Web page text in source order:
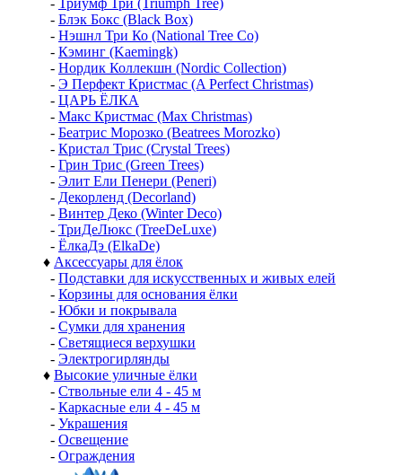
- Триумф Три (Triumph Tree)
- Блэк Бокс (Black Box)
- Нэшнл Три Ко (National Tree Co)
- Кэминг (Kaemingk)
- Нордик Коллекшн (Nordic Collection)
- Э Перфект Кристмас (A Perfect Christmas)
- ЦАРЬ ЁЛКА
- Макс Кристмас (Max Christmas)
- Беатрис Морозко (Beatrees Morozko)
- Кристал Трис (Crystal Trees)
- Грин Трис (Green Trees)
- Элит Ели Пенери (Peneri)
- Декорленд (Decorland)
- Винтер Деко (Winter Deco)
- ТриДеЛюкс (TreeDeLuxe)
- ЁлкаДэ (ElkaDe)
♦ Аксессуары для ёлок
- Подставки для искусственных и живых елей
- Корзины для основания ёлки
- Юбки и покрывала
- Сумки для хранения
- Светящиеся верхушки
- Электрогирлянды
♦ Высокие уличные ёлки
- Ствольные ели 4 - 45 м
- Каркасные ели 4 - 45 м
- Украшения
- Освещение
- Ограждения